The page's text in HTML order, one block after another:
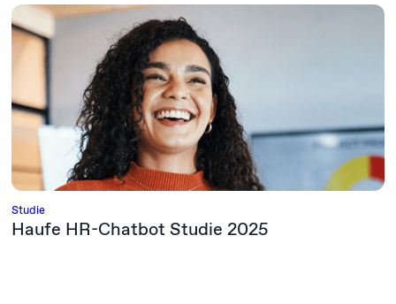
Studie
Haufe HR-Chatbot Studie 2025